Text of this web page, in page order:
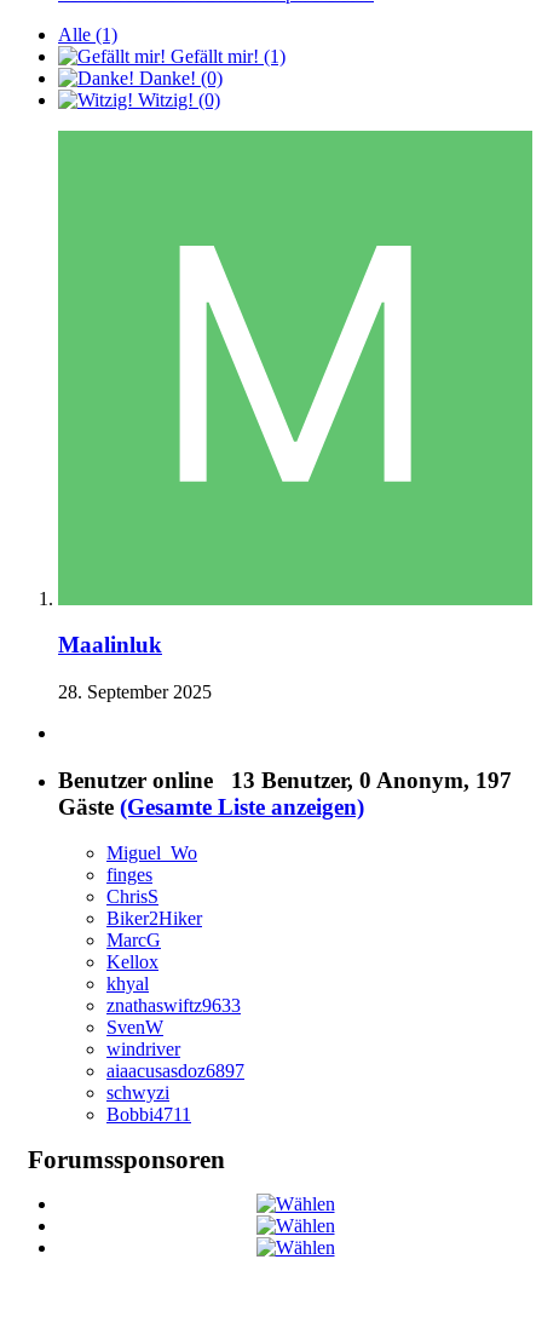
Alle (1)
Gefällt mir! (1)
Danke! (0)
Witzig! (0)
Maalinluk
28. September 2025
Benutzer online 13 Benutzer, 0 Anonym, 197
Gäste (Gesamte Liste anzeigen)
Miguel_Wo
finges
ChrisS
Biker2Hiker
MarcG
Kellox
khyal
znathaswiftz9633
SvenW
windriver
aiaacusasdoz6897
schwyzi
Bobbi4711
Forumssponsoren